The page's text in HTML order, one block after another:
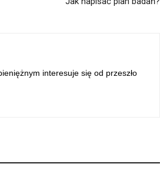
interesuje się od przeszło